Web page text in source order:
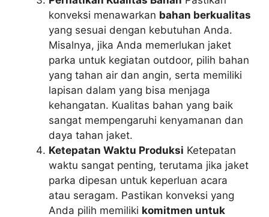
konveksi menawarkan bahan berkualitas
yang sesuai dengan kebutuhan Anda.
Misalnya, jika Anda memerlukan jaket
parka untuk kegiatan outdoor, pilih bahan
yang tahan air dan angin, serta memiliki
lapisan dalam yang bisa menjaga
kehangatan. Kualitas bahan yang baik
sangat mempengaruhi kenyamanan dan
daya tahan jaket.
Ketepatan Waktu Produksi Ketepatan
waktu sangat penting, terutama jika jaket
parka dipesan untuk keperluan acara
atau seragam. Pastikan konveksi yang
Anda pilih memiliki komitmen untuk